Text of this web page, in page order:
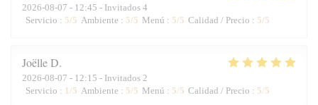
2026-08-07 - 12:45 - Invitados 4
Servicio : 5/5 Ambiente : 5/5 Menú : 5/5 Calidad / Precio : 5/5
JoëlleD
2026-08-07 - 12:15 - Invitados 2
Servicio : 1 /5 Ambiente : 5/5 Menú : 5/5 Calidad / Precio : 5/5